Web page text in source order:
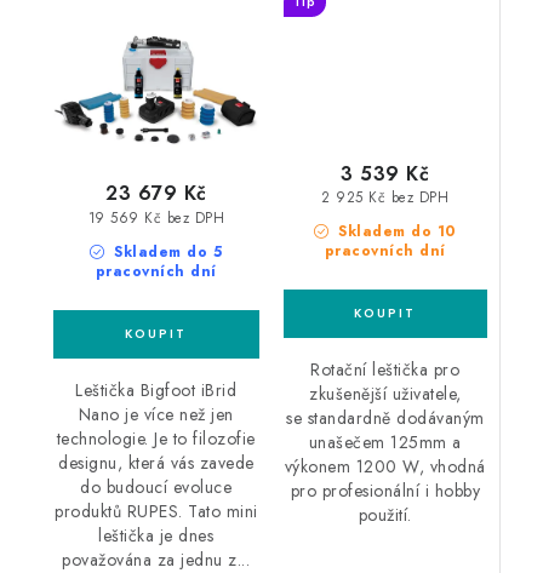
Skladem do 5
pracovních dní
19 569 Kč bez DPH
23 679 Kč
Leštička Bigfoot iBrid
Nano je více než jen
technologie. Je to filozofie
designu, která vás zavede
do budoucí evoluce
produktů RUPES. Tato mini
leštička je dnes
považována za jednu z...
Skladem do 10
pracovních dní
2 925 Kč bez DPH
3 539 Kč
Rotační leštička pro
zkušenější uživatele,
se standardně dodávaným
unašečem 125mm a
výkonem 1200 W, vhodná
pro profesionální i hobby
použití.